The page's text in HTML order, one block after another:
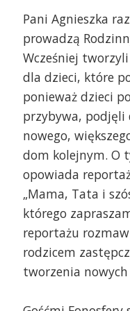
Fonosfery - Justyna
Sekcji I
Pieczy
Społecznych w
rodzinnej pieczy
i Karolina Witkowska
pieczy zastępczej CUS
Pani Agnieszka
prowadzą
Wcześniej
dla dzieci, które
ponieważ dzieci
przybywa, podjęli
nowego,
dom kolejnym. O
opowiada
„Mama, Tata i
którego
reportażu
rodzicem
tworzenia